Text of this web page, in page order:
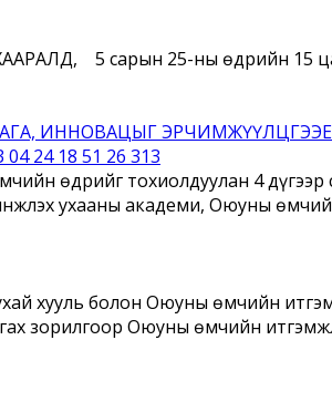
5 сарын 25-ны өдрийн 15
ИННОВАЦЫГ ЭРЧИМЖҮҮЛЦГЭЭЕ"
өдрийг тохиолдуулан 4
ухааны академи, Оюуны
хууль болон Оюуны өмчийн
зорилгоор Оюуны өмчийн